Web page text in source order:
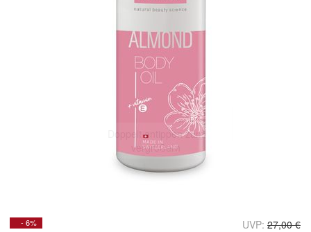
Doppelt antippen zum
vergrößern
- 6% UVP: 27,00 €